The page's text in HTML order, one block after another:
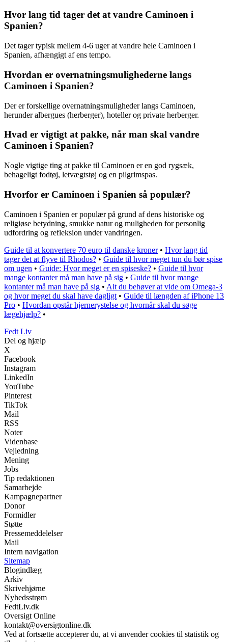
Hvor lang tid tager det at vandre Caminoen i
Spanien?
Det tager typisk mellem 4-6 uger at vandre hele Caminoen i
Spanien, afhængigt af ens tempo.
Hvordan er overnatningsmulighederne langs
Caminoen i Spanien?
Der er forskellige overnatningsmuligheder langs Caminoen,
herunder albergues (herberger), hoteller og private herberger.
Hvad er vigtigt at pakke, når man skal vandre
Caminoen i Spanien?
Nogle vigtige ting at pakke til Caminoen er en god rygsæk,
behageligt fodtøj, letvægtstøj og en pilgrimspas.
Hvorfor er Caminoen i Spanien så populær?
Caminoen i Spanien er populær på grund af dens historiske og
religiøse betydning, smukke natur og muligheden for personlig
udfordring og refleksion under vandringen.
Guide til at konvertere 70 euro til danske kroner• Hvor lang tid
tager det at flyve til Rhodos? • Guide til hvor meget tun du bør spise
om ugen • Guide: Hvor meget er en spiseske? • Guide til hvor
mange kontanter må man have på sig • Guide til hvor mange
kontanter må man have på sig • Alt du behøver at vide om Omega-3
og hvor meget du skal have dagligt • Guide til længden af iPhone 13
Pro • Hvordan opstår hjernerystelse og hvornår skal du søge
lægehjælp? •
Fedt Liv
Del og hjælp
X
Facebook
Instagram
LinkedIn
YouTube
Pinterest
TikTok
Mail
RSS
Noter
Videnbase
Vejledning
Mening
Jobs
Tip redaktionen
Samarbejde
Kampagnepartner
Donor
Formidler
Støtte
Pressemeddelelser
Mail
Intern navigation
Sitemap
Blogindlæg
Arkiv
Skrivehjørne
Nyhedsstrøm
FedtLiv.dk
Oversigt Online
kontakt@oversigtonline.dk
Ved at fortsætte accepterer du, at vi anvender cookies til statistik og